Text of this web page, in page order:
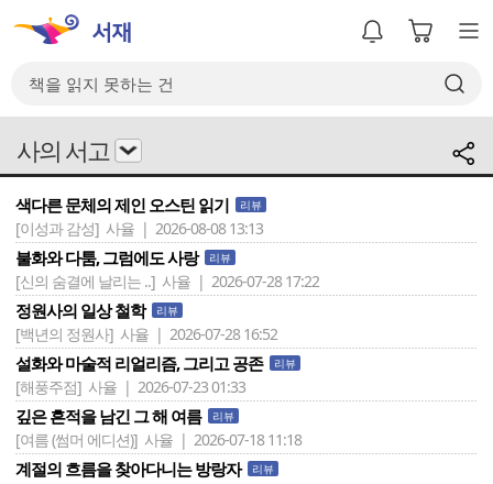
사의 서고
색다른 문체의 제인 오스틴 읽기 리뷰
[이성과 감성] 사율 | 2026-08-08 13:13
불화와 다툼, 그럼에도 사랑 리뷰
[신의 숨결에 날리는 ..] 사율 | 2026-07-28 17:22
정원사의 일상 철학 리뷰
[백년의 정원사] 사율 | 2026-07-28 16:52
설화와 마술적 리얼리즘, 그리고 공존 리뷰
[해풍주점] 사율 | 2026-07-23 01:33
깊은 흔적을 남긴 그 해 여름 리뷰
[여름 (썸머 에디션)] 사율 | 2026-07-18 11:18
계절의 흐름을 찾아다니는 방랑자 리뷰